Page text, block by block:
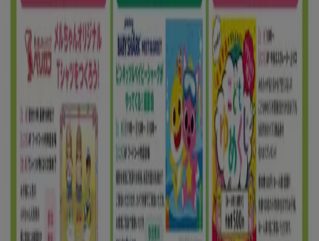
割引とプロモーション
8/16 日まで有効新潟市
もっと見る